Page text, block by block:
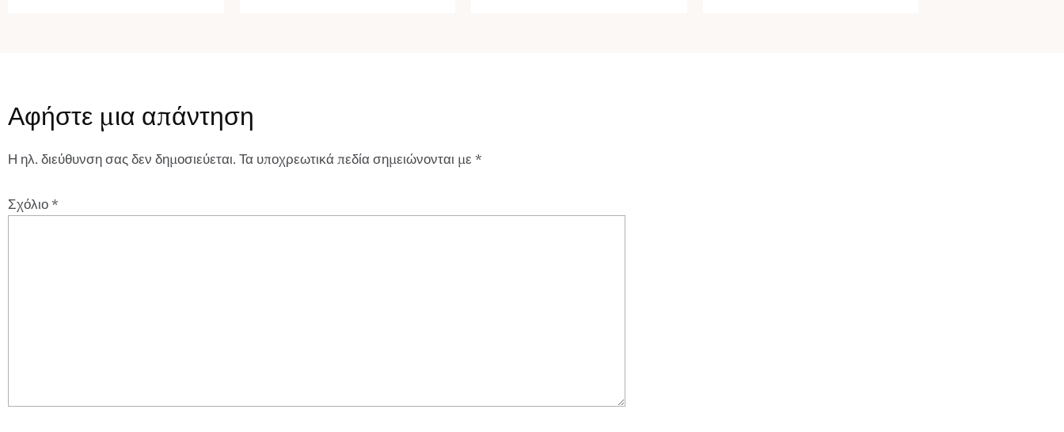
Αφήστε μια απάντηση
Η ηλ. διεύθυνση σας δεν δημοσιεύεται. Τα υποχρεωτικά πεδία σημειώνονται με *
Σχόλιο*